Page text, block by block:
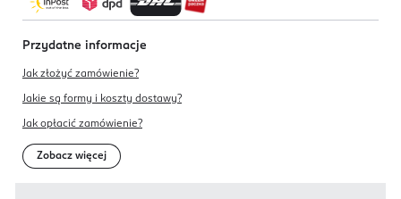
Przydatne informacje
Jak złożyć zamówienie?
Jakie są formy i koszty dostawy?
Jak opłacić zamówienie?
Zobacz więcej